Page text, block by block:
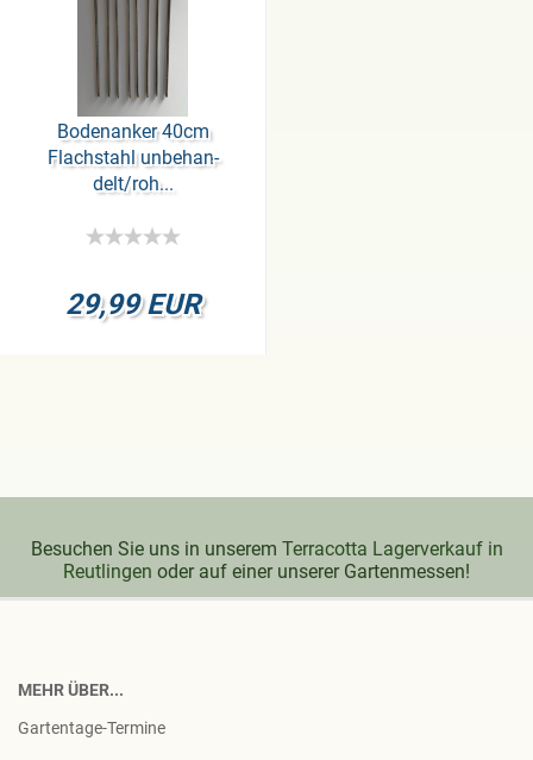
Bo­den­an­ker 40cm
Flach­stahl un­be­han­
delt/roh...
29,99 EUR
Besuchen Sie uns in unserem Terracotta Lagerverkauf in
Reutlingen oder auf einer unserer Gartenmessen!
MEHR ÜBER...
Gartentage-Termine